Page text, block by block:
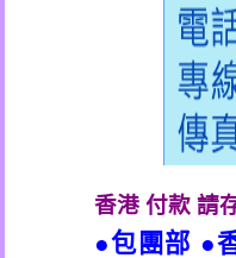
香港 付款 請
●包團部 ●